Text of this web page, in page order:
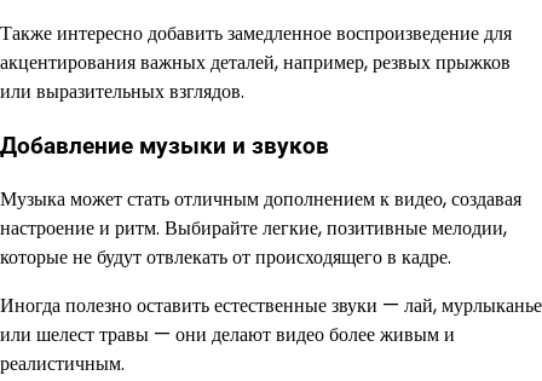
Также интересно добавить замедленное воспроизведение для
акцентирования важных деталей, например, резвых прыжков
или выразительных взглядов.
Добавление музыки и звуков
Музыка может стать отличным дополнением к видео, создавая
настроение и ритм. Выбирайте легкие, позитивные мелодии,
которые не будут отвлекать от происходящего в кадре.
Иногда полезно оставить естественные звуки — лай, мурлыканье
или шелест травы — они делают видео более живым и
реалистичным.